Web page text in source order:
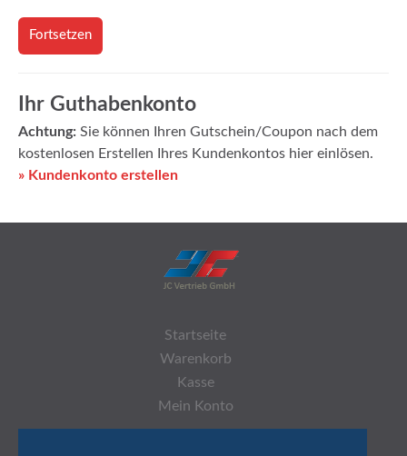
Fortsetzen
Ihr Guthabenkonto
Achtung: Sie können Ihren Gutschein/Coupon nach dem
kostenlosen Erstellen Ihres Kundenkontos hier einlösen.
» Kundenkonto erstellen
Startseite
Warenkorb
Kasse
Mein Konto